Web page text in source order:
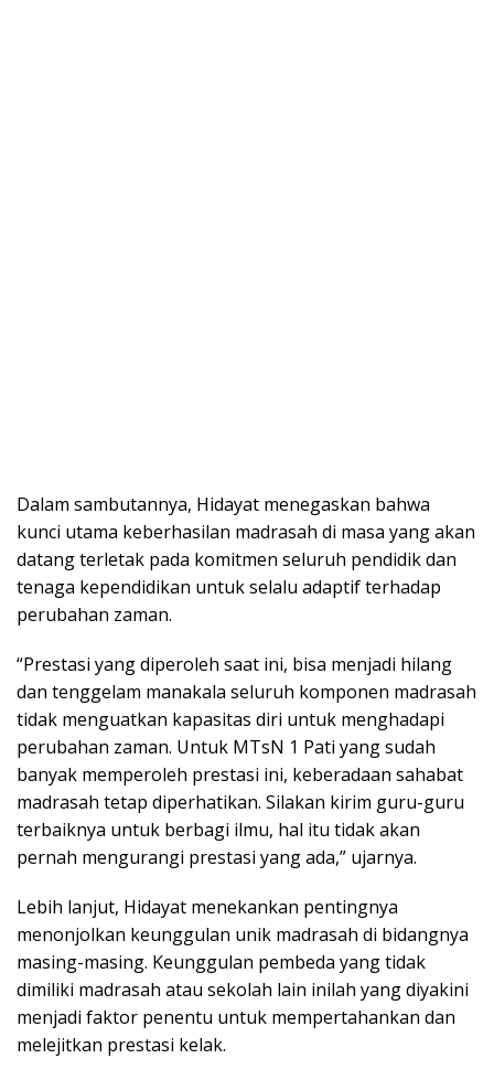
Dalam sambutannya, Hidayat menegaskan bahwa
kunci utama keberhasilan madrasah di masa yang akan
datang terletak pada komitmen seluruh pendidik dan
tenaga kependidikan untuk selalu adaptif terhadap
perubahan zaman.
“Prestasi yang diperoleh saat ini, bisa menjadi hilang
dan tenggelam manakala seluruh komponen madrasah
tidak menguatkan kapasitas diri untuk menghadapi
perubahan zaman. Untuk MTsN 1 Pati yang sudah
banyak memperoleh prestasi ini, keberadaan sahabat
madrasah tetap diperhatikan. Silakan kirim guru-guru
terbaiknya untuk berbagi ilmu, hal itu tidak akan
pernah mengurangi prestasi yang ada,” ujarnya.
Lebih lanjut, Hidayat menekankan pentingnya
menonjolkan keunggulan unik madrasah di bidangnya
masing-masing. Keunggulan pembeda yang tidak
dimiliki madrasah atau sekolah lain inilah yang diyakini
menjadi faktor penentu untuk mempertahankan dan
melejitkan prestasi kelak.